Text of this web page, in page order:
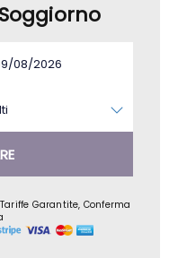
Garantite, Conferma